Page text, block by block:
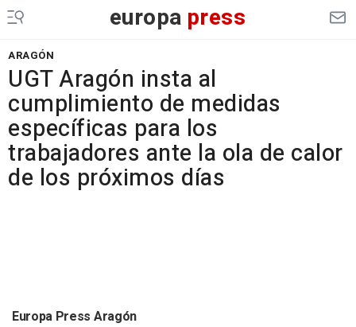
europa press
ARAGÓN
UGT Aragón insta al
cumplimiento de medidas
específicas para los
trabajadores ante la ola de calor
de los próximos días
Europa Press Aragón